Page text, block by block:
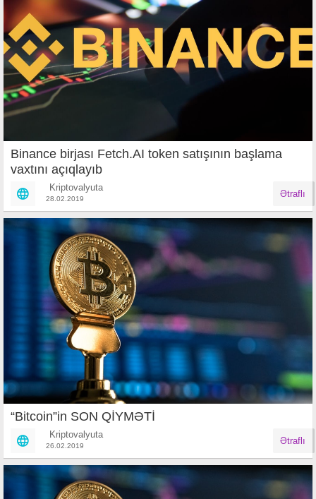
Binance birjası Fetch.AI token satışının başlama
vaxtını açıqlayıb
Kriptovalyuta
28.02.2019 Ətraflı
“Bitcoin”in SON QİYMƏTİ
Kriptovalyuta
26.02.2019 Ətraflı